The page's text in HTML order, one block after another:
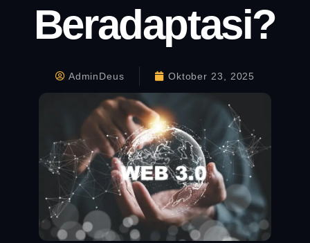
Beradaptasi?
AdminDeus Oktober 23, 2025